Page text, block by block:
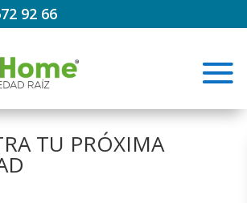
92 66
TU PRÓXIMA